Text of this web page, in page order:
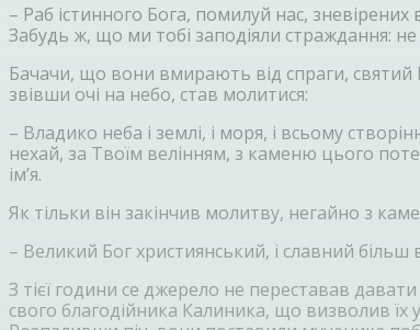
– Раб істинного Бога, помилуй нас,
Забудь ж, що ми тобі заподіяли страждання:
Бачачи, що вони вмирають від спраги, святий
звівши очі на небо, став молитися:
– Владико неба і землі, і моря, і всьому
нехай, за Твоїм велінням, з каменю цього
ім’я.
Як тільки він закінчив молитву, негайно з
– Великий Бог християнський, і славний більш
З тієї години се джерело не переставав
свого благодійника Калиника, що визволив їх